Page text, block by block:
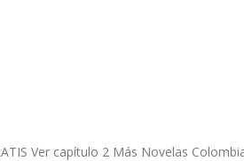
Ver capítulo 2 Más Novelas